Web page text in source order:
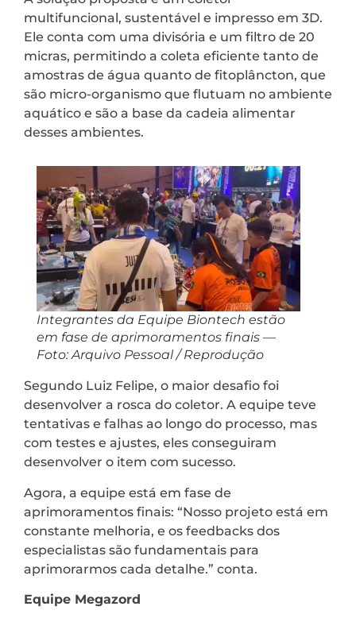
multifuncional, sustentável e impresso em 3D.
Ele conta com uma divisória e um filtro de 20
micras, permitindo a coleta eficiente tanto de
amostras de água quanto de fitoplâncton, que
são micro-organismo que flutuam no ambiente
aquático e são a base da cadeia alimentar
desses ambientes.
Integrantes da Equipe Biontech estão
em fase de aprimoramentos finais —
Foto: Arquivo Pessoal / Reprodução
Segundo Luiz Felipe, o maior desafio foi
desenvolver a rosca do coletor. A equipe teve
tentativas e falhas ao longo do processo, mas
com testes e ajustes, eles conseguiram
desenvolver o item com sucesso.
Agora, a equipe está em fase de
aprimoramentos finais: “Nosso projeto está em
constante melhoria, e os feedbacks dos
especialistas são fundamentais para
aprimorarmos cada detalhe.” conta.
Equipe Megazord